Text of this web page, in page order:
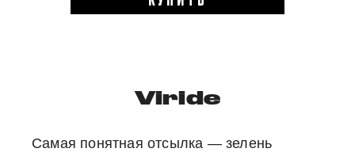
Viride
Самая понятная отсылка — зелень